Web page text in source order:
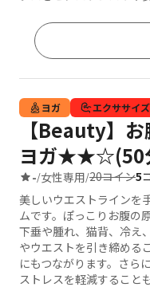
ヨガ エクササイズ
【Beauty】
ヨガ★★☆(50
-/女性専用/20コイン5
美しいウエストラインを
ムです。ぽっこりお腹の
下垂や腫れ、猫背、冷え
やウエストを引き締める
にもつながります。さら
ストレスを軽減すること